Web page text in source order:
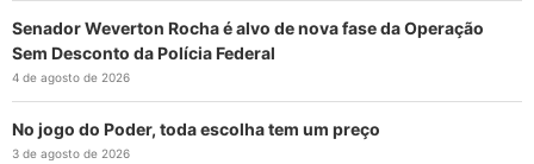
Senador Weverton Rocha é alvo de nova fase da Operação
Sem Desconto da Polícia Federal
4 de agosto de 2026
No jogo do Poder, toda escolha tem um preço
3 de agosto de 2026